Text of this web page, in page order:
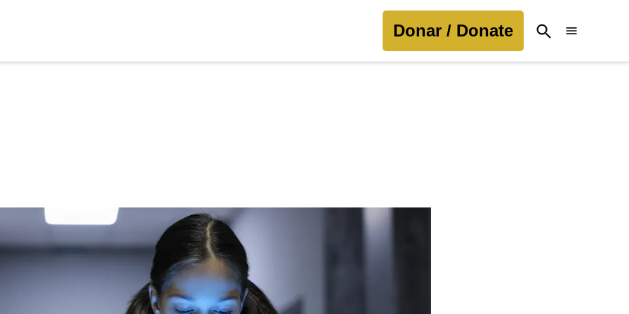
Donar / Donate
Open
Search